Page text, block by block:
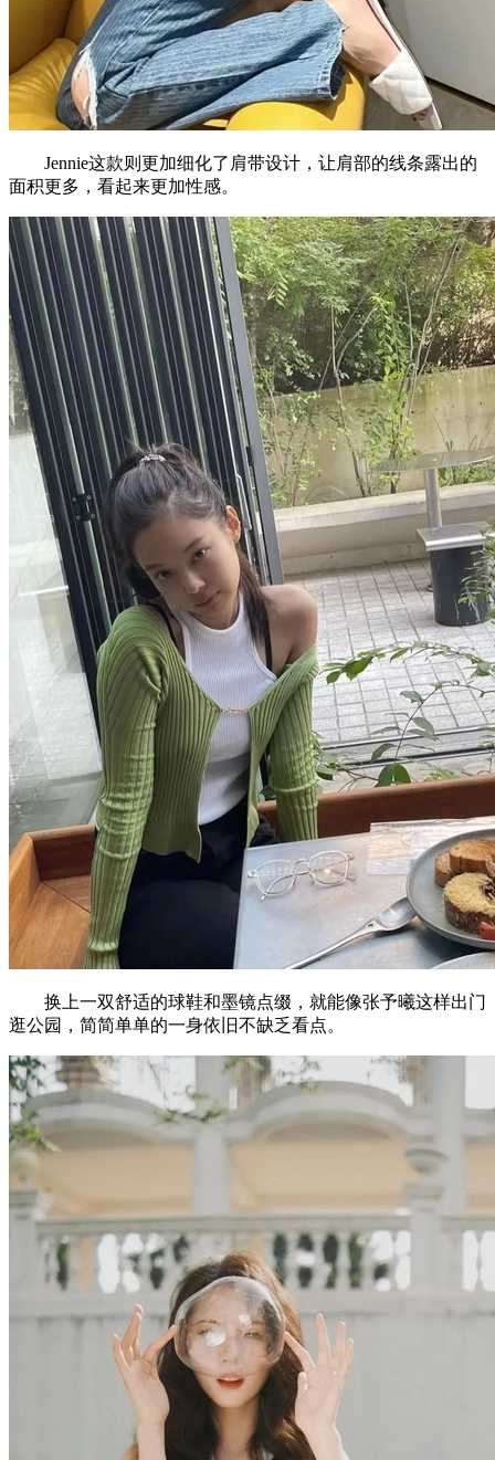
Jennie这款则更加细化了肩带设计，让肩部的线条露出的
面积更多，看起来更加性感。
换上一双舒适的球鞋和墨镜点缀，就能像张予曦这样出门
逛公园，简简单单的一身依旧不缺乏看点。